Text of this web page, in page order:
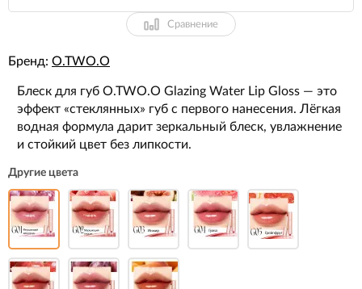
Сравнение
Бренд: O.TWO.O
Блеск для губ O.TWO.O Glazing Water Lip Gloss — это
эффект «стеклянных» губ с первого нанесения. Лёгкая
водная формула дарит зеркальный блеск, увлажнение
и стойкий цвет без липкости.
Другие цвета